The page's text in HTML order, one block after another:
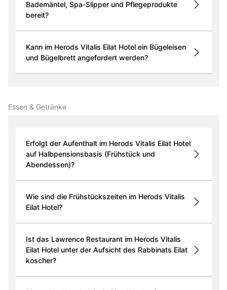
Bademäntel, Spa-Slipper und Pflegeprodukte
bereit?
Kann im Herods Vitalis Eilat Hotel ein Bügeleisen
und Bügelbrett angefordert werden?
Essen & Getränke
Erfolgt der Aufenthalt im Herods Vitalis Eilat Hotel
auf Halbpensionsbasis (Frühstück und
Abendessen)?
Wie sind die Frühstückszeiten im Herods Vitalis
Eilat Hotel?
Ist das Lawrence Restaurant im Herods Vitalis
Eilat Hotel unter der Aufsicht des Rabbinats Eilat
koscher?